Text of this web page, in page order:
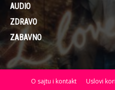
AUDIO
ZDRAVO
ZABAVNO
O sajtu i kontakt Uslovi